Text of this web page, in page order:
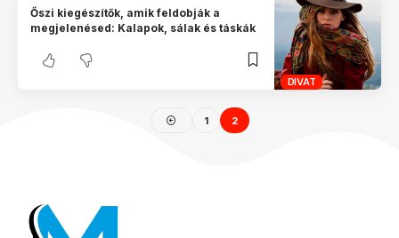
DIVAT
Őszi kiegészítők, amik feldobják a
megjelenésed: Kalapok, sálak és táskák
1 2